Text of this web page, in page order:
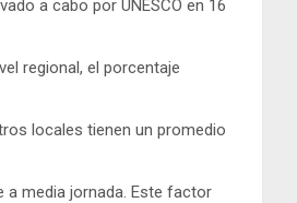
a cabo por UNESCO en 16
regional, el porcentaje
locales tienen un promedio
a media jornada. Este factor